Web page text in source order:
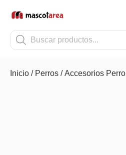
Inicio / Perros /Accesorios Perro